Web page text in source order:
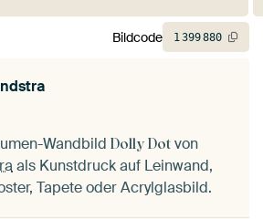
Wandbild Dolly Dot von
als Kunstdruck auf Leinwand,
Tapete oder Acrylglasbild.
Bildcode 1399880